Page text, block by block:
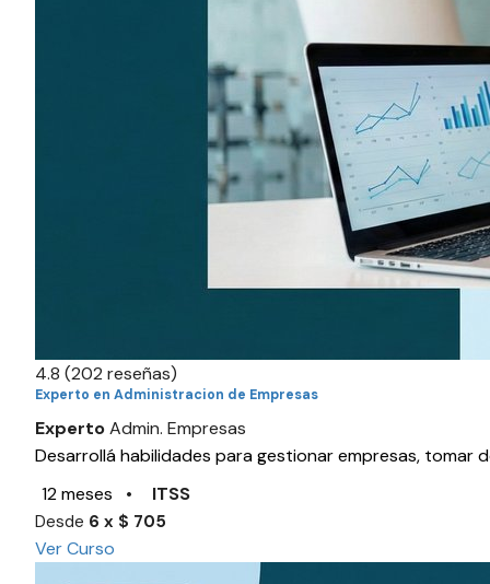
4.8(202 reseñas)
Experto en Administracion de Empresas
Experto Admin. Empresas
Desarrollá habilidades para gestionar empresas,
12 meses
• ITSS
Desde 6 x $ 705
Ver Curso